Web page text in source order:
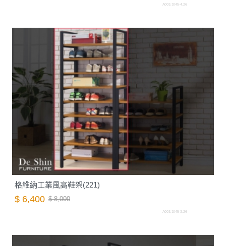
A003.1045-4.26
格維納工業風高鞋架(221)
$ 6,400 $ 8,000
A003.1045-3.26